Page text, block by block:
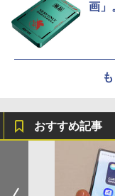
画」
おすすめ記事